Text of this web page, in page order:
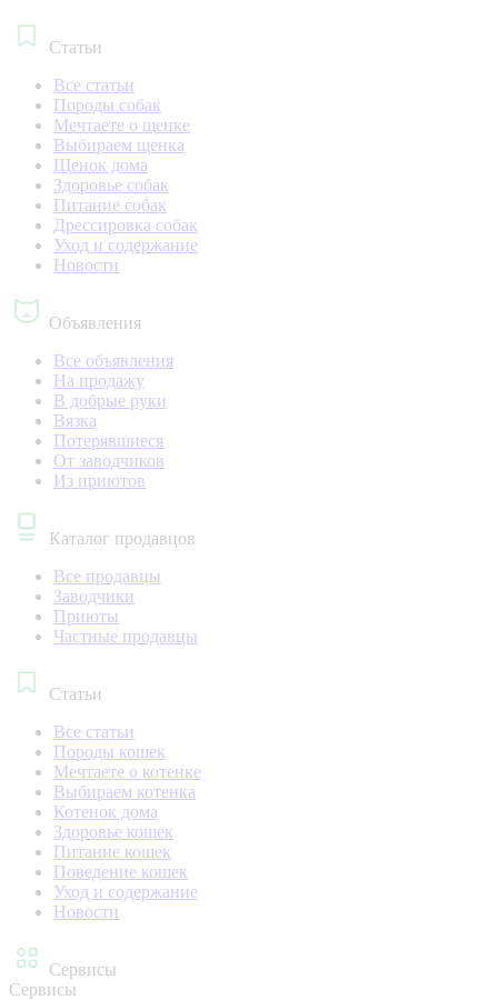
Статьи
Все статьи
Породы собак
Мечтаете о щенке
Выбираем щенка
Щенок дома
Здоровье собак
Питание собак
Дрессировка собак
Уход и содержание
Новости
Объявления
Все объявления
На продажу
В добрые руки
Вязка
Потерявшиеся
От заводчиков
Из приютов
Каталог продавцов
Все продавцы
Заводчики
Приюты
Частные продавцы
Статьи
Все статьи
Породы кошек
Мечтаете о котенке
Выбираем котенка
Котенок дома
Здоровье кошек
Питание кошек
Поведение кошек
Уход и содержание
Новости
Сервисы
Сервисы